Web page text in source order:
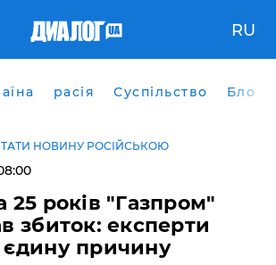
RU
расія Суспільство Блоги
НОВИНУ РОСІЙСЬКОЮ
25 років "Газпром"
збиток: експерти
причину